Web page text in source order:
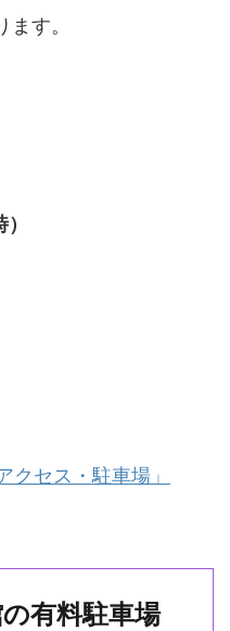
ます。
クセス・駐車場」
有料駐車場